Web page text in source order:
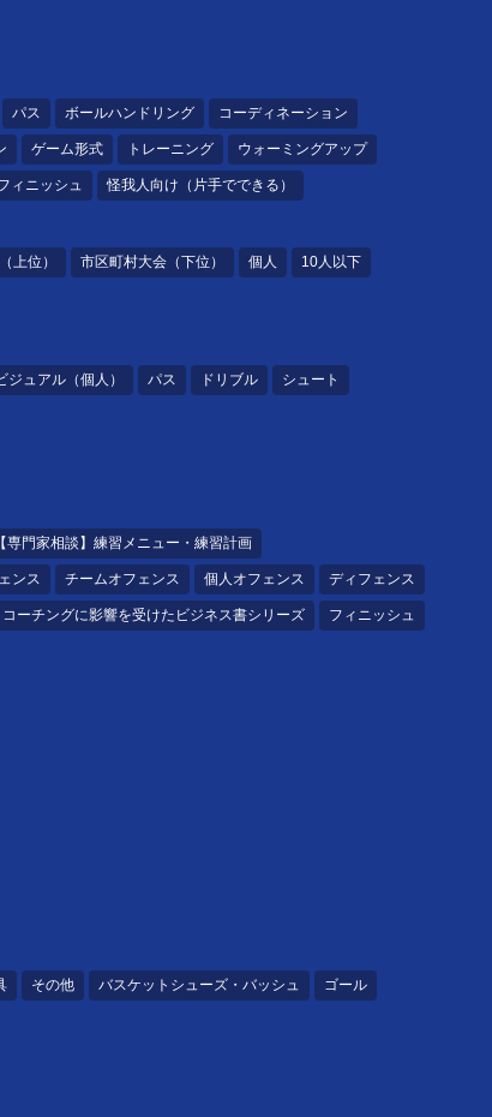
パス ボールハンドリング コーディネーション
ゲーム形式 トレーニング ウォーミングアップ
ィニッシュ 怪我人向け（片手でできる）
上位） 市区町村大会（下位） 個人 10人以下
ジュアル（個人） パス ドリブル シュート
【専門家相談】練習メニュー・練習計画
ンス チームオフェンス 個人オフェンス ディフェンス
コーチングに影響を受けたビジネス書シリーズ フィニッシュ
その他 バスケットシューズ・バッシュ ゴール